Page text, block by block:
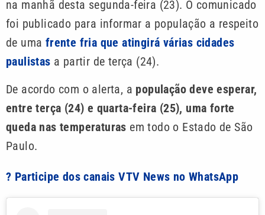
na manhã desta segunda-feira (23). O comunicado
foi publicado para informar a população a respeito
de uma frente fria que atingirá várias cidades
paulistas a partir de terça (24).
De acordo com o alerta, a população deve esperar,
entre terça (24) e quarta-feira (25), uma forte
queda nas temperaturas em todo o Estado de São
Paulo.
? Participe dos canais VTV News no WhatsApp